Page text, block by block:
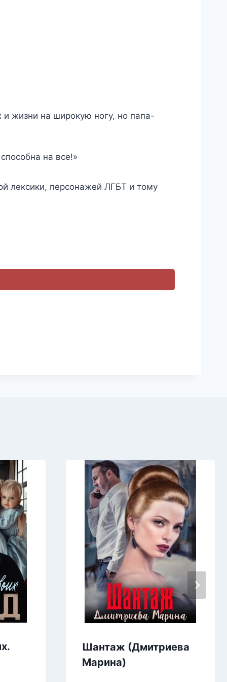
жизни на широкую ногу, но папа-
на все!»
лексики, персонажей ЛГБТ и тому
Шантаж (Дмитриева
Марина)